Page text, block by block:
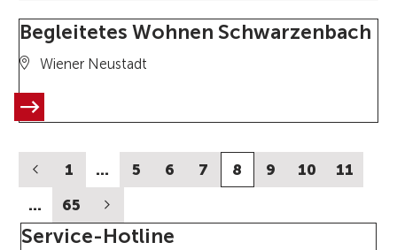
Begleitetes Wohnen Schwarzenbach
Wiener Neustadt
1 … 5 6 7 8 9 10
11
…
65
Service-Hotline